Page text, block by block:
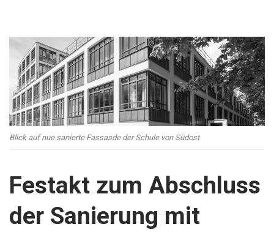
Blick auf nue sanierte Fassasde der Schule von Südost
Festakt zum Abschluss
der Sanierung mit